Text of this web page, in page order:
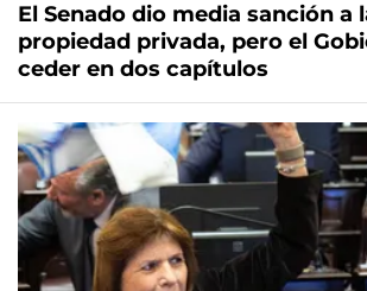
El Senado dio media sanción a
propiedad privada, pero el
ceder en dos capítulos